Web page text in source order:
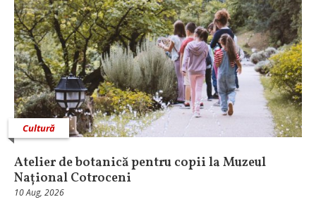
Cultură
Atelier de botanică pentru copii la Muzeul
Național Cotroceni
10 Aug, 2026